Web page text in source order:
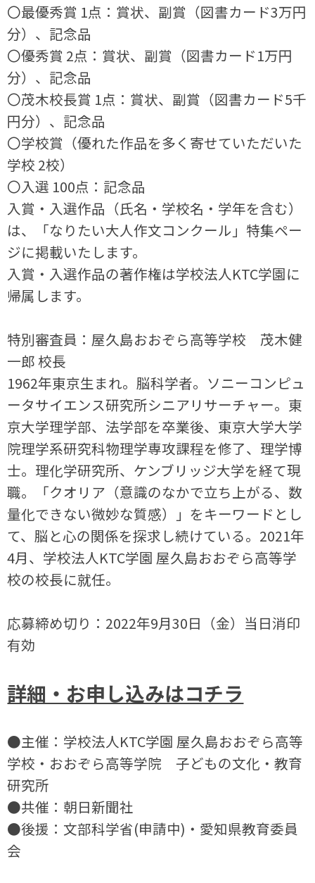
〇最優秀賞 1点：賞状、副賞（図書カード3万円
分）、記念品
〇優秀賞 2点：賞状、副賞（図書カード1万円
分）、記念品
〇茂木校長賞 1点：賞状、副賞（図書カード5千
円分）、記念品
〇学校賞（優れた作品を多く寄せていただいた
学校 2校）
〇入選 100点：記念品
入賞・入選作品（氏名・学校名・学年を含む）
は、「なりたい大人作文コンクール」特集ペー
ジに掲載いたします。
入賞・入選作品の著作権は学校法人KTC学園に
帰属します。
特別審査員：屋久島おおぞら高等学校 茂木健
一郎 校長
1962年東京生まれ。脳科学者。ソニーコンピュ
ータサイエンス研究所シニアリサーチャー。東
京大学理学部、法学部を卒業後、東京大学大学
院理学系研究科物理学専攻課程を修了、理学博
士。理化学研究所、ケンブリッジ大学を経て現
職。「クオリア（意識のなかで立ち上がる、数
量化できない微妙な質感）」をキーワードとし
て、脳と心の関係を探求し続けている。2021年
4月、学校法人KTC学園 屋久島おおぞら高等学
校の校長に就任。
応募締め切り：2022年9月30日（金）当日消印
有効
詳細・お申し込みはコチラ
●主催：学校法人KTC学園 屋久島おおぞら高等
学校・おおぞら高等学院 子どもの文化・教育
研究所
●共催：朝日新聞社
●後援：文部科学省(申請中)・愛知県教育委員
会